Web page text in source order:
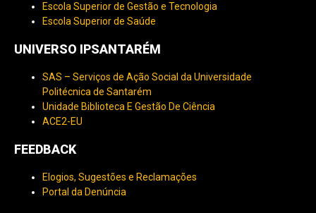
Escola Superior de Gestão e Tecnologia
Escola Superior de Saúde
UNIVERSO IPSANTARÉM
SAS – Serviços de Ação Social da Universidade
Politécnica de Santarém
Unidade Biblioteca E Gestão De Ciência
ACE2-EU
FEEDBACK
Elogios, Sugestões e Reclamações
Portal da Denúncia